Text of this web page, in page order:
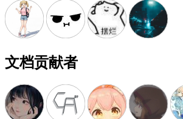
文档贡献者